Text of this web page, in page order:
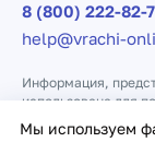
Мы используем
8 (800) 222-82-
help@vrachi-
Информация,
использована для
заменяет прием